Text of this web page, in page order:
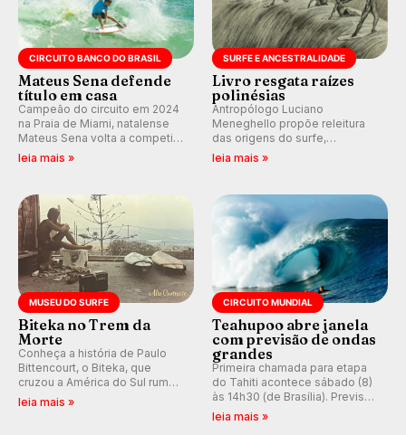
CIRCUITO BANCO DO BRASIL
Mateus Sena defende
título em casa
Campeão do circuito em 2024
na Praia de Miami, natalense
Mateus Sena volta a competir
em casa em busca de manter a
leia mais »
SURFE E ANCESTRALIDADE
Livro resgata raízes
polinésias
Antropólogo Luciano
Meneghello propõe releitura
das origens do surfe,
resgatando a cultura polinésia
prática em esporte e indústria.
leia mais »
MUSEU DO SURFE
Biteka no Trem da
Morte
Conheça a história de Paulo
Bittencourt, o Biteka, que
cruzou a América do Sul rumo
ao Pacífico em uma jornada
leia mais »
CIRCUITO MUNDIAL
Teahupoo abre janela
com previsão de ondas
grandes
Primeira chamada para etapa
do Tahiti acontece sábado (8)
às 14h30 (de Brasília). Previsão
indica swell consistente.
leia mais »